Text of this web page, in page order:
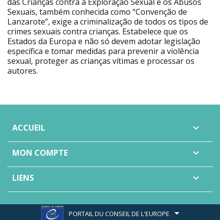
Sexuais, também conhecida como “Convenção de
Lanzarote”, exige a criminalização de todos os tipos de
crimes sexuais contra crianças. Estabelece que os
Estados da Europa e não só devem adotar legislação
específica e tomar medidas para prevenir a violência
sexual, proteger as crianças vítimas e processar os
autores.
ACCUEIL 
MON COMPTE 
LIENS 
PORTAIL DU CONSEIL DE L'EUROPE